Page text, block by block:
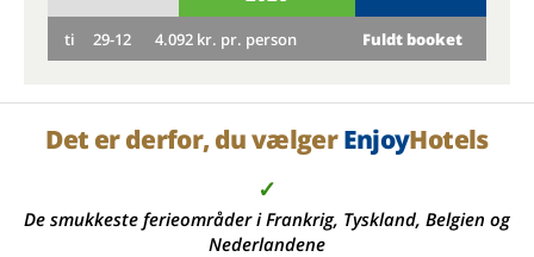
ti 29-12 4.092 kr. pr. person Fuldt booket
Det er derfor, du vælgerEnjoyHotels
✓
De smukkeste ferieområder i Frankrig, Tyskland, Belgien og
Nederlandene